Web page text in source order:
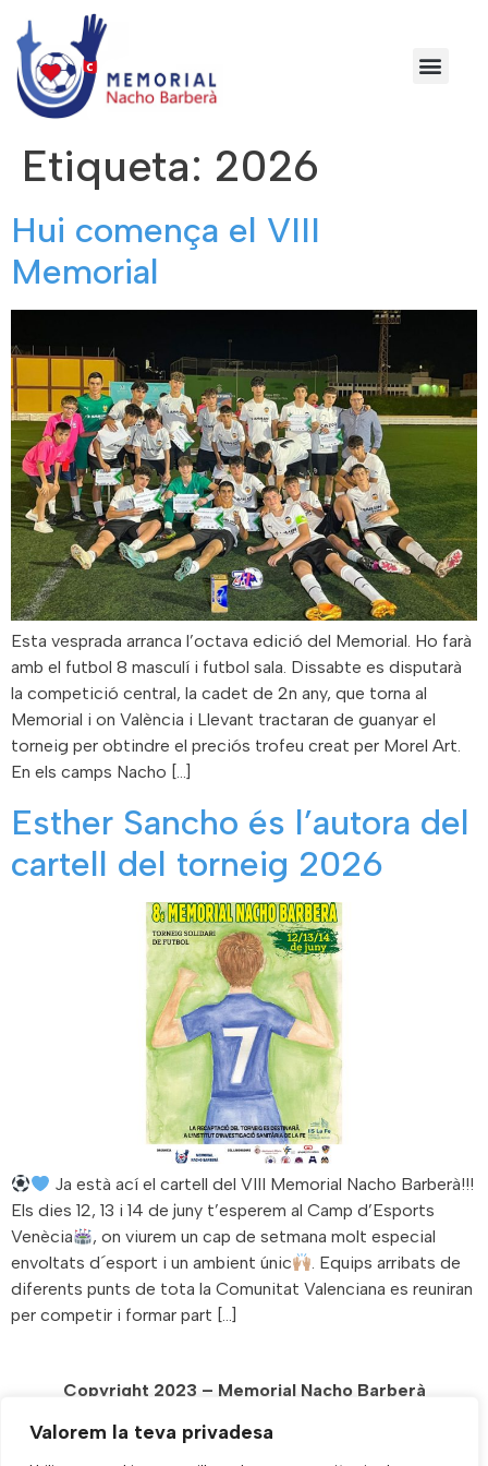
Valorem la teva privadesa
Etiqueta: 2026
Hui comença el VIII
Memorial
Esta vesprada arranca l’octava edició del Memorial. Ho farà
amb el futbol 8 masculí i futbol sala. Dissabte es disputarà
la competició central, la cadet de 2n any, que torna al
Memorial i on València i Llevant tractaran de guanyar el
torneig per obtindre el preciós trofeu creat per Morel Art.
En els camps Nacho […]
Esther Sancho és l’autora del
cartell del torneig 2026
Ja està ací el cartell del VIII Memorial Nacho Barberà!!!
Els dies 12, 13 i 14 de juny t’esperem al Camp d’Esports
Venècia
, on viurem un cap de setmana molt especial
envoltats d´esport i un ambient únic
. Equips arribats de
diferents punts de tota la Comunitat Valenciana es reuniran
per competir i formar part […]
Copyright 2023 – Memorial Nacho Barberà